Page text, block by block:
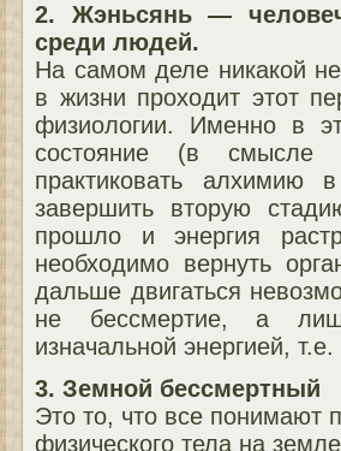
2. Жэньсянь —
среди людей.
На самом деле никакой
в жизни проходит этот
физиологии. Именно в
состояние (в смысле
практиковать
завершить вторую
прошло и энергия
необходимо вернуть
дальше двигаться
не бессмертие, а
изначальной энергией,
3. Земной бессмертный
Это то, что все понимают
физического тела на